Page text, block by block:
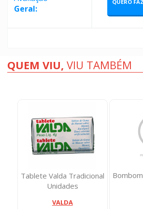
Geral:
QUERO
QUEM VIU, VIU TAMBÉM
Tablete Valda Tradicional
Unidades
VALDA